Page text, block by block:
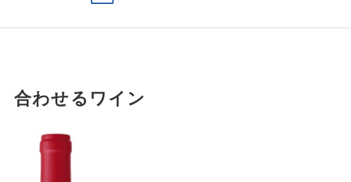
合わせるワイン